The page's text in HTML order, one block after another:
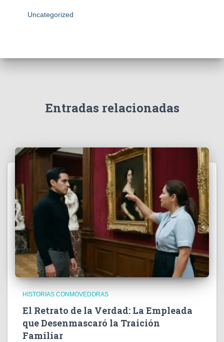
Uncategorized
Entradas relacionadas
HISTORIAS CONMOVEDORAS
El Retrato de la Verdad: La Empleada
que Desenmascaró la Traición
Familiar